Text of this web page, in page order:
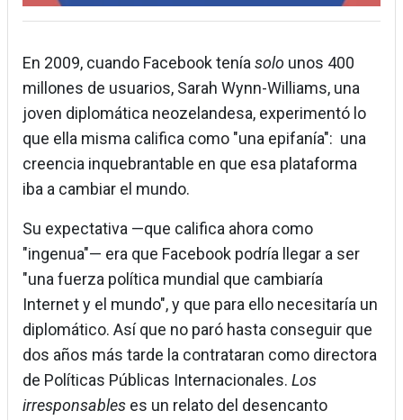
En 2009, cuando Facebook teníasolo unos 400
millones de usuarios, Sarah Wynn-Williams, una
joven diplomática neozelandesa, experimentó lo
que ella misma califica como "una epifanía": una
creencia inquebrantable en que esa plataforma
iba a cambiar el mundo.
Su expectativa —que califica ahora como
"ingenua"— era que Facebook podría llegar a ser
"una fuerza política mundial que cambiaría
Internet y el mundo", y que para ello necesitaría un
diplomático. Así que no paró hasta conseguir que
dos años más tarde la contrataran como directora
de Políticas Públicas Internacionales. Los
irresponsables es un relato del desencanto